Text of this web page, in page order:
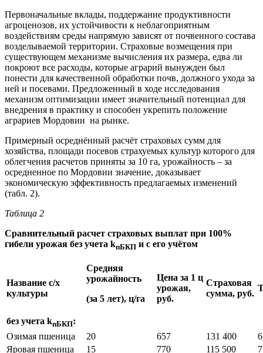
Первоначальные вклады, поддержание продуктивности
агроценозов, их устойчивости к неблагоприятным
воздействиям среды напрямую зависят от почвенного состава
возделываемой территории. Страховые возмещения при
существующем механизме вычисления их размера, едва ли
покроют все расходы, которые аграрий вынужден был
понести для качественной обработки почв, должного ухода за
ней и посевами. Предложенный в ходе исследования
механизм оптимизации имеет значительный потенциал для
внедрения в практику и способен укрепить положение
аграриев Мордовии на рынке.
Примерный осреднённый расчёт страховых сумм для
хозяйства, площади посевов страхуемых культур которого для
облегчения расчетов приняты за 10 га, урожайность – за
осредненное по Мордовии значение, доказывает
экономическую эффективность предлагаемых изменений
(табл. 2).
Таблица 2
Сравнительный расчет страховых выплат при 100%
гибели урожая без учета kпБКП и с его учётом
Название с/х
культуры
Средняя
урожайность
(за 5 лет), ц/га
Цена за 1 ц
урожая,
руб.
Страховая
сумма, руб.
без учета kпБКП:
Озимая пшеница
20 657 131 400
Яровая пшеница
15 770 115 500